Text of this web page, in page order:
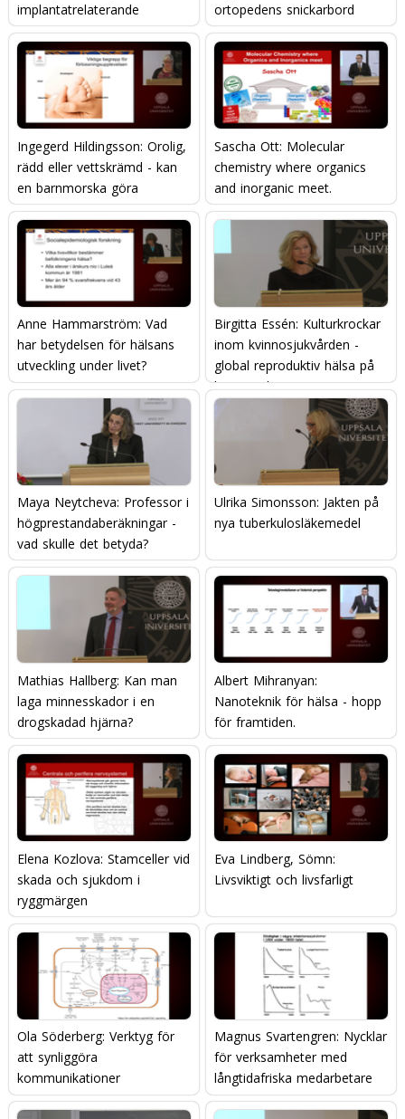
implantatrelaterande
infektioner
ortopedens snickarbord
Ingegerd Hildingsson: Orolig,
rädd eller vettskrämd - kan
en barnmorska göra
skillnad?
Sascha Ott: Molecular
chemistry where organics
and inorganic meet.
Anne Hammarström: Vad
har betydelsen för hälsans
utveckling under livet?
Birgitta Essén: Kulturkrockar
inom kvinnosjukvården -
global reproduktiv hälsa på
hemmaplan
Maya Neytcheva: Professor i
högprestandaberäkningar -
vad skulle det betyda?
Ulrika Simonsson: Jakten på
nya tuberkulosläkemedel
Mathias Hallberg: Kan man
laga minnesskador i en
drogskadad hjärna?
Albert Mihranyan:
Nanoteknik för hälsa - hopp
för framtiden.
Elena Kozlova: Stamceller vid
skada och sjukdom i
ryggmärgen
Eva Lindberg, Sömn:
Livsviktigt och livsfarligt
Ola Söderberg: Verktyg för
att synliggöra
kommunikationer
Magnus Svartengren: Nycklar
för verksamheter med
långtidafriska medarbetare